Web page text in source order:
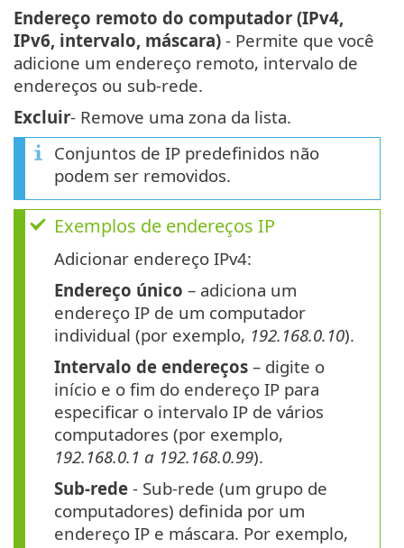
Endereço remoto do computador (IPv4,
IPv6, intervalo, máscara) - Permite que você
adicione um endereço remoto, intervalo de
endereços ou sub-rede.
Excluir- Remove uma zona da lista.
Conjuntos de IP predefinidos não
podem ser removidos.
Exemplos de endereços IP
Adicionar endereço IPv4:
Endereço único – adiciona um
endereço IP de um computador
individual (por exemplo, 192.168.0.10).
Intervalo de endereços – digite o
início e o fim do endereço IP para
especificar o intervalo IP de vários
computadores (por exemplo,
192.168.0.1 a 192.168.0.99).
Sub-rede - Sub-rede (um grupo de
computadores) definida por um
endereço IP e máscara. Por exemplo,